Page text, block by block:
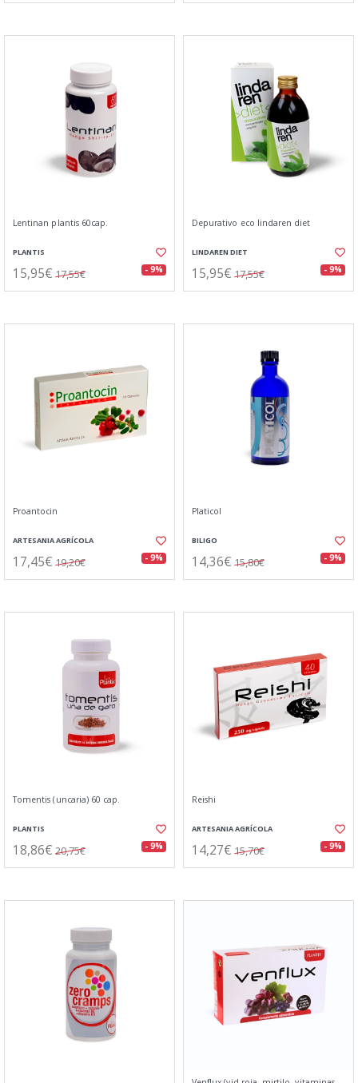
Lentinan plantis 60cap.
PLANTIS
15,95€ 17,55€ - 9%
Depurativo eco lindaren diet
LINDAREN DIET
15,95€ 17,55€ - 9%
Proantocin
ARTESANIA AGRÍCOLA
17,45€ 19,20€ - 9%
Platicol
BILIGO
14,36€ 15,80€ - 9%
Tomentis (uncaria) 60 cap.
PLANTIS
18,86€ 20,75€ - 9%
Reishi
ARTESANIA AGRÍCOLA
14,27€ 15,70€ - 9%